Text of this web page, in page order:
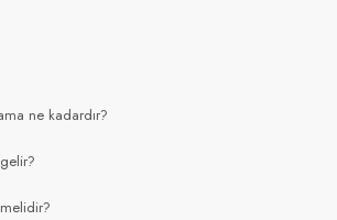
ne kadardır?